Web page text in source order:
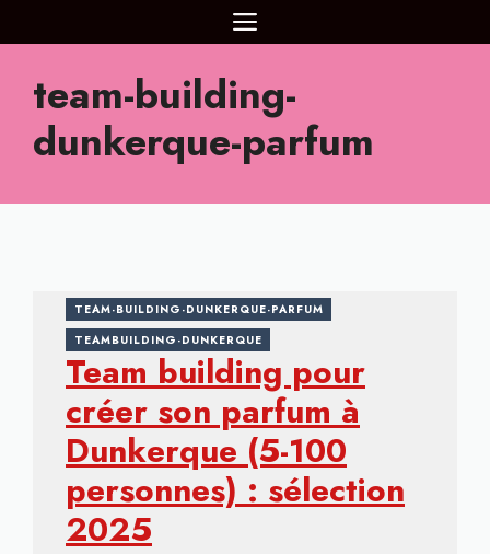
au
MENU
team-building-
dunkerque-parfum
TEAM-BUILDING-DUNKERQUE-PARFUM
TEAMBUILDING-DUNKERQUE
Team building pour
créer son parfum à
Dunkerque (5-100
personnes) : sélection
2025